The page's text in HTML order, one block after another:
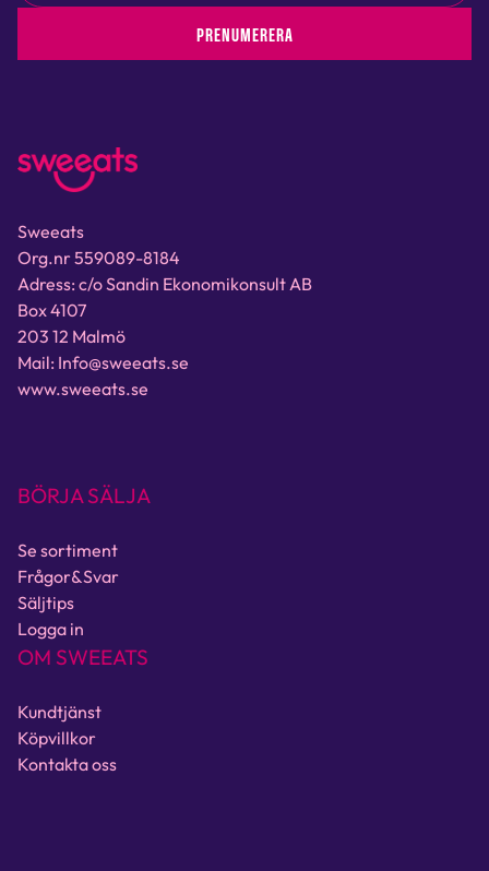
PRENUMERERA
Sweeats
Org.nr 559089-8184
Adress: c/o Sandin Ekonomikonsult AB
Box 4107
203 12 Malmö
Mail: Info@sweeats.se
www.sweeats.se
BÖRJA SÄLJA
Se sortiment
Frågor&Svar
Säljtips
Logga in
OM SWEEATS
Kundtjänst
Köpvillkor
Kontakta oss